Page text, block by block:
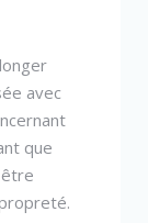
avec
que